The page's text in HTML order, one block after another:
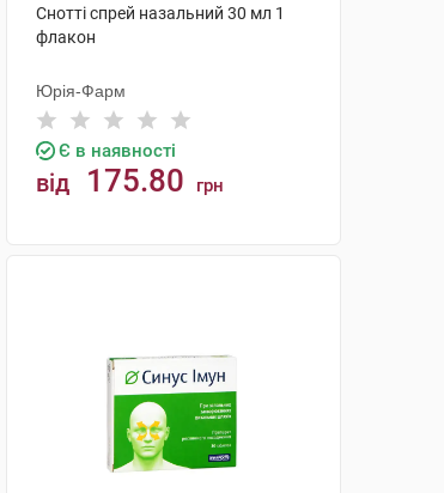
Снотті спрей назальний 30 мл 1
флакон
Юрія-Фарм
Є в наявності
від 175.80 грн